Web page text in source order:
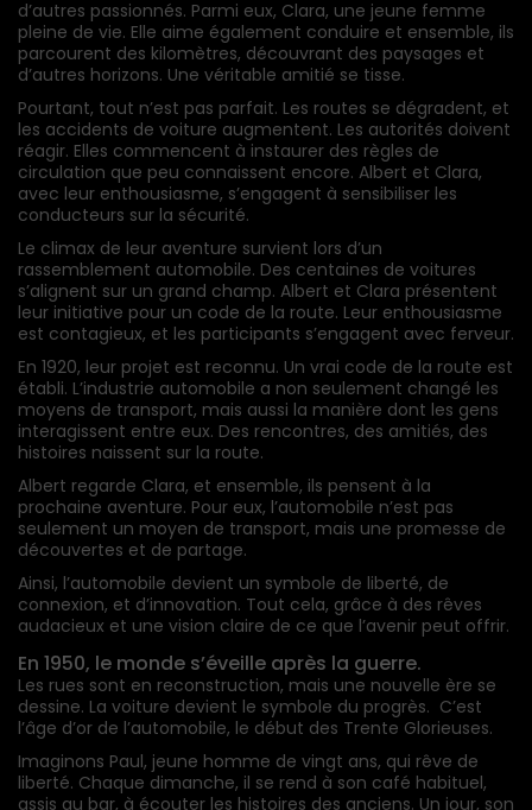
d’autres passionnés. Parmi eux, Clara, une jeune femme
pleine de vie. Elle aime également conduire et ensemble, ils
parcourent des kilomètres, découvrant des paysages et
d’autres horizons. Une véritable amitié se tisse.
Pourtant, tout n’est pas parfait. Les routes se dégradent, et
les accidents de voiture augmentent. Les autorités doivent
réagir. Elles commencent à instaurer des règles de
circulation que peu connaissent encore. Albert et Clara,
avec leur enthousiasme, s’engagent à sensibiliser les
conducteurs sur la sécurité.
Le climax de leur aventure survient lors d’un
rassemblement automobile. Des centaines de voitures
s’alignent sur un grand champ. Albert et Clara présentent
leur initiative pour un code de la route. Leur enthousiasme
est contagieux, et les participants s’engagent avec ferveur.
En 1920, leur projet est reconnu. Un vrai code de la route est
établi. L’industrie automobile a non seulement changé les
moyens de transport, mais aussi la manière dont les gens
interagissent entre eux. Des rencontres, des amitiés, des
histoires naissent sur la route.
Albert regarde Clara, et ensemble, ils pensent à la
prochaine aventure. Pour eux, l’automobile n’est pas
seulement un moyen de transport, mais une promesse de
découvertes et de partage.
Ainsi, l’automobile devient un symbole de liberté, de
connexion, et d’innovation. Tout cela, grâce à des rêves
audacieux et une vision claire de ce que l’avenir peut offrir.
En 1950, le monde s’éveille après la guerre.
Les rues sont en reconstruction, mais une nouvelle ère se
dessine. La voiture devient le symbole du progrès. C’est
l’âge d’or de l’automobile, le début des Trente Glorieuses.
Imaginons Paul, jeune homme de vingt ans, qui rêve de
liberté. Chaque dimanche, il se rend à son café habituel,
assis au bar, à écouter les histoires des anciens. Un jour, son